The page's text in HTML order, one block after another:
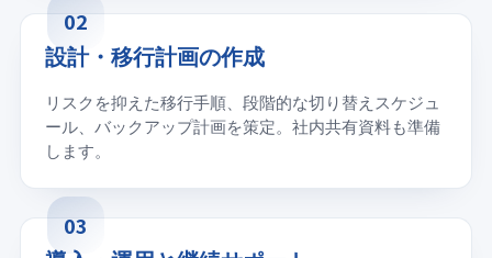
02
設計・移行計画の作成
リスクを抑えた移行手順、段階的な切り替えスケジュ
ール、バックアップ計画を策定。社内共有資料も準備
します。
03